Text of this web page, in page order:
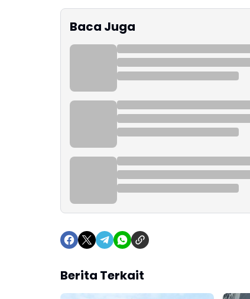
Baca Juga
Berita Terkait